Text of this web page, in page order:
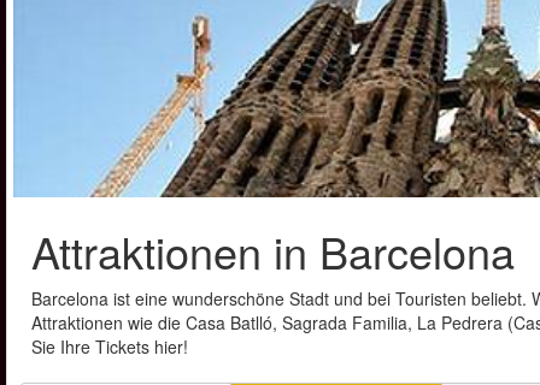
Attraktionen in Barcelona
Barcelona ist eine wunderschöne Stadt und bei Touristen
Attraktionen wie die Casa Batlló, Sagrada Familia, La Pedrera
Sie Ihre Tickets hier!